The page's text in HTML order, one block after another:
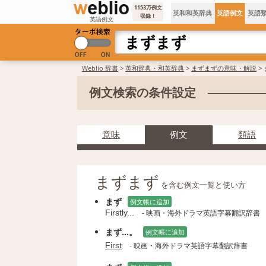
英語例文
1153万例文
収録！
英和和英辞典 英語例文 英語
Weblio 辞書 > 英和辞典・和英辞典 > まずまずの意味・解説 >
例文検索の条件設定
意味 例文 類語
まずまず を含む例文一覧と使い方
まず 例文帳に追加
Firstly... - 映画・海外ドラマ英語字幕翻訳辞書
まず...。 例文帳に追加
First - 映画・海外ドラマ英語字幕翻訳辞書